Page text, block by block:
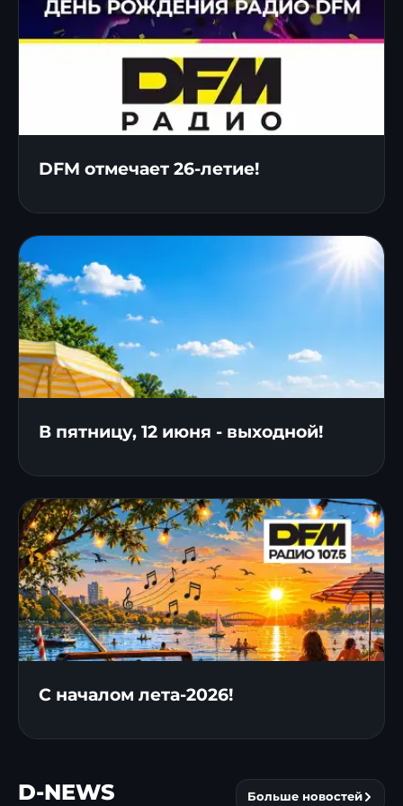
DFM отмечает 26-летие!
В пятницу, 12 июня - выходной!
С началом лета-2026!
D-NEWS Больше новостей